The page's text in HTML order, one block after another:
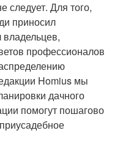
следует. Для того,
приносил
профессионалов
Homius мы
дачного
помогут пошагово